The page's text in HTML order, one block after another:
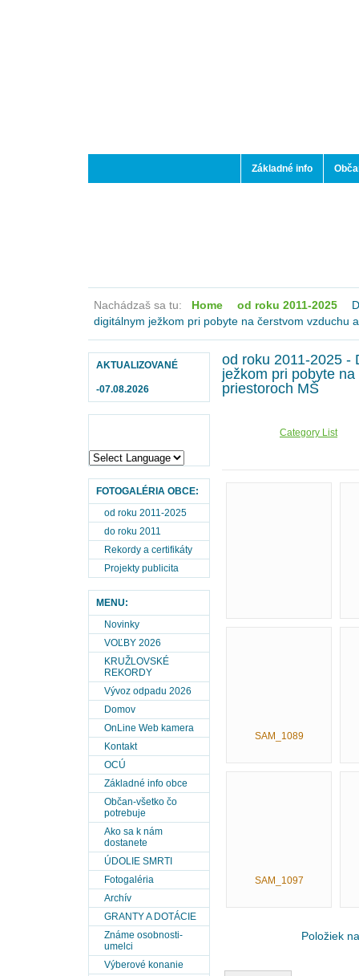
Základné info
Nachádzaš sa tu: Home od roku 2011-2025
digitálnym ježkom pri pobyte na čerstvom vzduchu
AKTUALIZOVANÉ
-07.08.2026
FOTOGALÉRIA OBCE:
od roku 2011-2025
do roku 2011
Rekordy a certifikáty
Projekty publicita
MENU:
Novinky
VOĽBY 2026
KRUŽLOVSKÉ
REKORDY
Vývoz odpadu 2026
Domov
OnLine Web kamera
Kontakt
OCÚ
Základné info obce
Občan-všetko čo
potrebuje
Ako sa k nám
dostanete
ÚDOLIE SMRTI
Fotogaléria
Archív
GRANTY A DOTÁCIE
Známe osobnosti-
umelci
Výberové konanie
od roku 2011-2025 -
ježkom pri pobyte
priestoroch MŠ
Category List
SAM_1089
SAM_1097
Položiek